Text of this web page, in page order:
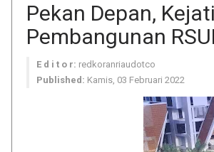
Pekan Depan,
Pembangunan
E d i t o r: redkoranriaudotco
Published: Kamis, 03 Februari 2022